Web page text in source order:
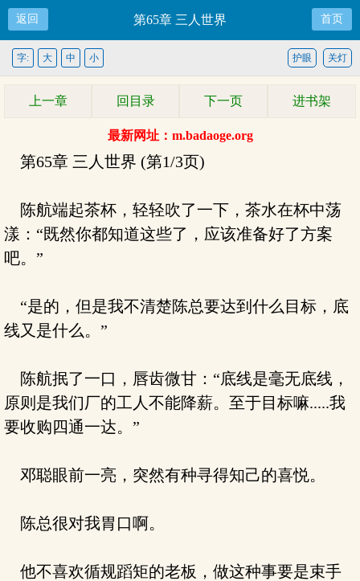
返回 第65章 三人世界 首页
关灯
护眼
字: 大 中 小
上一章 回目录 下一页 进书架
最新网址：m.badaoge.org
第65章 三人世界 (第1/3页)
陈航端起茶杯，轻轻吹了一下，茶水在杯中荡
漾：“既然你都知道这些了，应该准备好了方案
吧。”
“是的，但是我不清楚陈总要达到什么目标，底
线又是什么。”
陈航抿了一口，唇齿微甘：“底线是毫无底线，
原则是我们厂的工人不能降薪。至于目标嘛.....我
要收购四通一达。”
邓聪眼前一亮，突然有种寻得知己的喜悦。
陈总很对我胃口啊。
他不喜欢循规蹈矩的老板，做这种事要是束手